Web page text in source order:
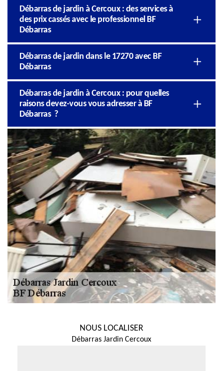
Débarras de jardin à Cercoux : des services à
des prix cassés avec le professionnel BF
Débarras
Débarras de jardin dans le 17270 avec BF
Débarras
Débarras de jardin à Cercoux : pour quelles
raisons devez-vous vous adresser à BF
Débarras ?
NOUS LOCALISER
Débarras Jardin Cercoux